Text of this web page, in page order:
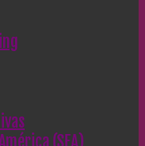
(SEA)